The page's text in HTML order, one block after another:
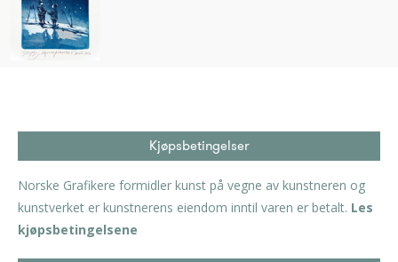
Kjøpsbetingelser
Norske Grafikere formidler kunst på vegne av kunstneren og
kunstverket er kunstnerens eiendom inntil varen er betalt. Les
kjøpsbetingelsene